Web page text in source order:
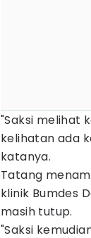
"Saksi melihat
kelihatan ada
katanya.
Tatang
klinik Bumdes
masih tutup.
"Saksi